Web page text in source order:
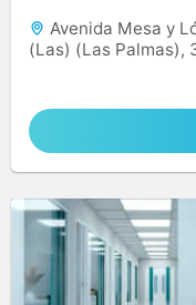
Avenida Mesa y
(Las) (Las Palmas),